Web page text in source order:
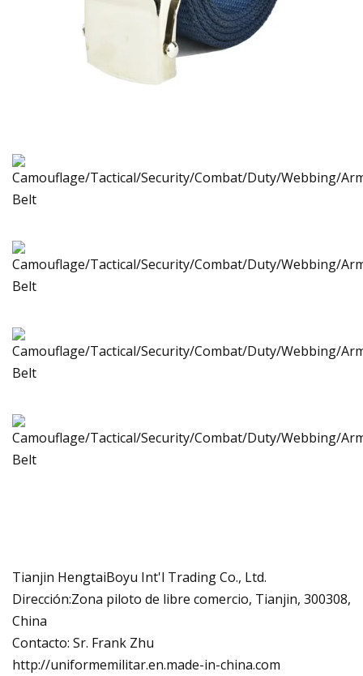
Tianjin HengtaiBoyu Int'l Trading Co., Ltd.
Dirección:Zona piloto de libre comercio, Tianjin, 300308,
China
Contacto: Sr. Frank Zhu
http://uniformemilitar.en.made-in-china.com